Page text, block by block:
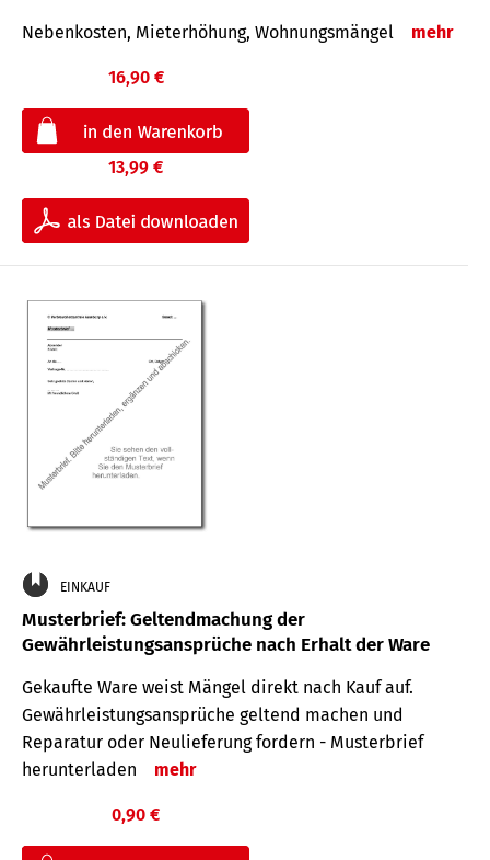
Nebenkosten, Mieterhöhung, Wohnungsmängel mehr
16,90 €
13,99 €
EINKAUF
Musterbrief: Geltendmachung der
Gewährleistungsansprüche nach Erhalt der Ware
Gekaufte Ware weist Mängel direkt nach Kauf auf.
Gewährleistungsansprüche geltend machen und
Reparatur oder Neulieferung fordern - Musterbrief
herunterladen
mehr
0,90 €